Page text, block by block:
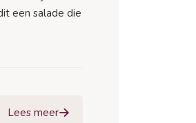
een salade die
Lees meer